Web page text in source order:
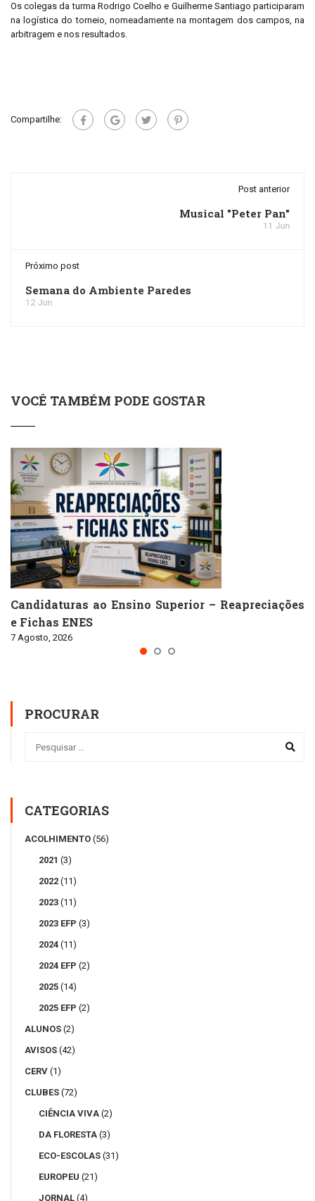
Os colegas da turma Rodrigo Coelho e Guilherme Santiago participaram
na logística do torneio, nomeadamente na montagem dos campos, na
arbitragem e nos resultados.
Compartilhe:
Post anterior
Musical "Peter Pan"
11 Jun
Próximo post
Semana do Ambiente Paredes
12 Jun
VOCÊ TAMBÉM PODE GOSTAR
Candidaturas ao Ensino Superior – Reapreciações
e Fichas ENES
7 Agosto, 2026
PROCURAR
CATEGORIAS
ACOLHIMENTO (56)
2021 (3)
2022 (11)
2023 (11)
2023 EFP (3)
2024 (11)
2024 EFP (2)
2025 (14)
2025 EFP (2)
ALUNOS (2)
AVISOS (42)
CERV (1)
CLUBES (72)
CIÊNCIA VIVA (2)
DA FLORESTA (3)
ECO-ESCOLAS (31)
EUROPEU (21)
JORNAL (4)